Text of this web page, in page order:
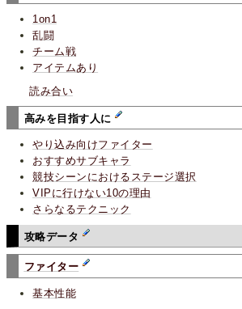
1on1
乱闘
チーム戦
アイテムあり
読み合い
高みを目指す人に
やり込み向けファイター
おすすめサブキャラ
競技シーンにおけるステージ選択
VIPに行けない10の理由
さらなるテクニック
攻略データ
ファイター
基本性能